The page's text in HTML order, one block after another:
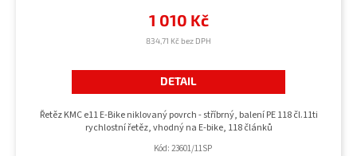
834,71 Kč bez DPH
1 010 Kč
DETAIL
Řetěz KMC e11 E-Bike niklovaný povrch - stříbrný, balení PE 118 čl.11ti
rychlostní řetěz, vhodný na E-bike, 118 článků
Kód: 23601/11SP